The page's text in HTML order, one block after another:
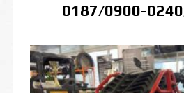
0187/0900-